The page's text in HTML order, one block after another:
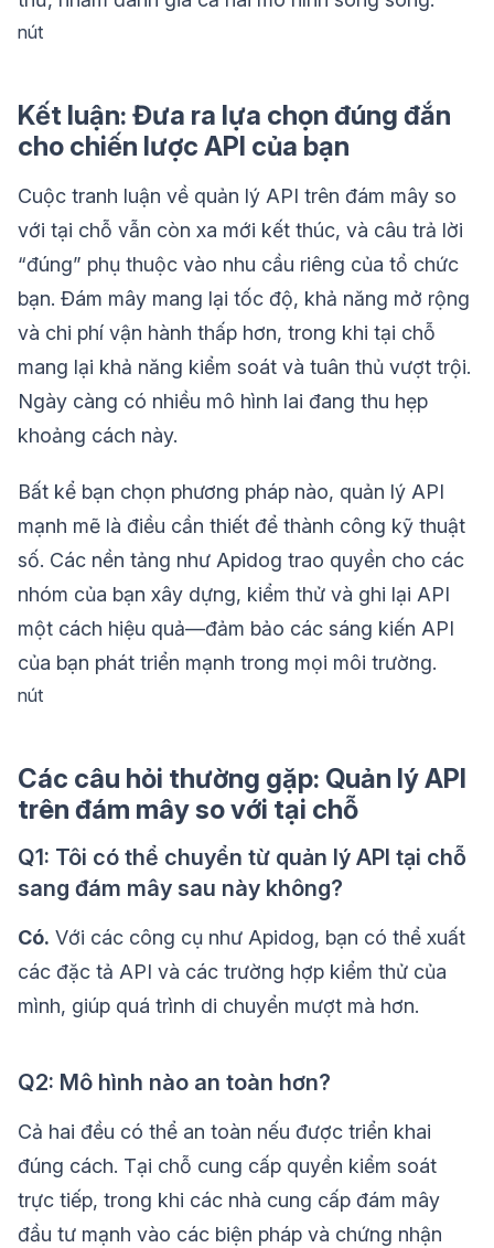
nút
Kết luận: Đưa ra lựa chọn đúng đắn
cho chiến lược API của bạn
Cuộc tranh luận về quản lý API trên đám mây so
với tại chỗ vẫn còn xa mới kết thúc, và câu trả lời
“đúng” phụ thuộc vào nhu cầu riêng của tổ chức
bạn. Đám mây mang lại tốc độ, khả năng mở rộng
và chi phí vận hành thấp hơn, trong khi tại chỗ
mang lại khả năng kiểm soát và tuân thủ vượt trội.
Ngày càng có nhiều mô hình lai đang thu hẹp
khoảng cách này.
Bất kể bạn chọn phương pháp nào, quản lý API
mạnh mẽ là điều cần thiết để thành công kỹ thuật
số. Các nền tảng như Apidog trao quyền cho các
nhóm của bạn xây dựng, kiểm thử và ghi lại API
một cách hiệu quả—đảm bảo các sáng kiến API
của bạn phát triển mạnh trong mọi môi trường.
nút
Các câu hỏi thường gặp: Quản lý API
trên đám mây so với tại chỗ
Q1: Tôi có thể chuyển từ quản lý API tại chỗ
sang đám mây sau này không?
Có. Với các công cụ như Apidog, bạn có thể xuất
các đặc tả API và các trường hợp kiểm thử của
mình, giúp quá trình di chuyển mượt mà hơn.
Q2: Mô hình nào an toàn hơn?
Cả hai đều có thể an toàn nếu được triển khai
đúng cách. Tại chỗ cung cấp quyền kiểm soát
trực tiếp, trong khi các nhà cung cấp đám mây
đầu tư mạnh vào các biện pháp và chứng nhận